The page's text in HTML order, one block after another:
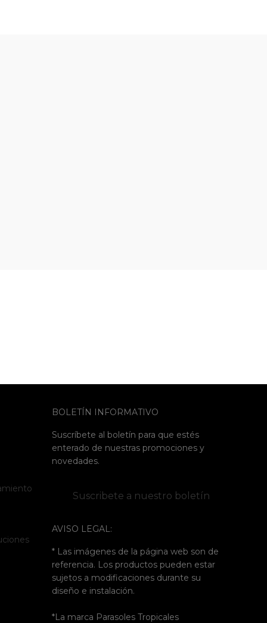
BOLETÍN INFORMATIVO
Suscríbete al boletín para que estés
enterado de nuestras promociones y
novedades.
Suscribete a nuestro boletín
AVISO LEGAL:
* Las imágenes de la página web son de
referencia. Los productos pueden estar
sujetos a modificaciones durante su
diseño e instalación.
*La marca Parasoles Tropicales